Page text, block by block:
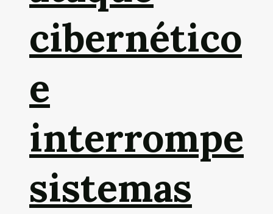
cibernético
e
interrompe
sistemas